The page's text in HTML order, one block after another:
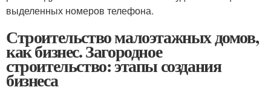
выделенных номеров телефона.
Строительство малоэтажных домов,
как бизнес. Загородное
строительство: этапы создания
бизнеса